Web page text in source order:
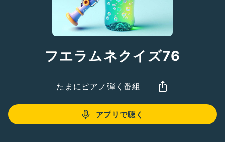
フエラムネクイズ76
たまにピアノ弾く番組
アプリで聴く